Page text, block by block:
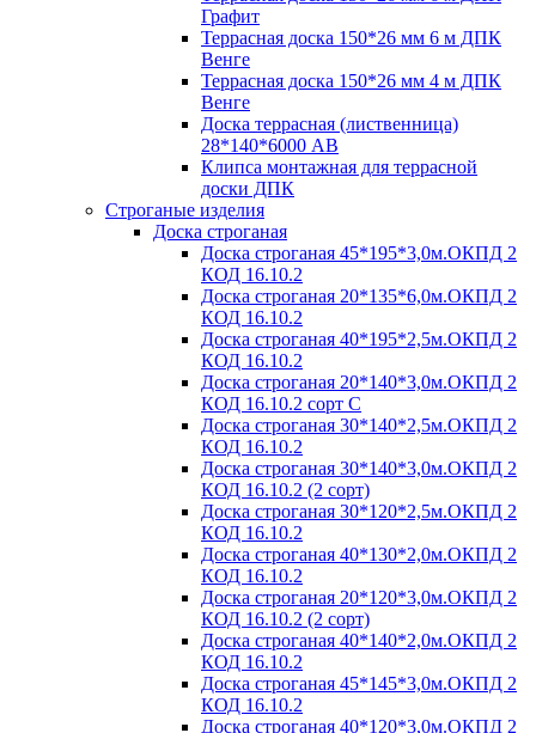
Графит
Террасная доска 150*26 мм 6 м ДПК
Венге
Террасная доска 150*26 мм 4 м ДПК
Венге
Доска террасная (лиственница)
28*140*6000 АВ
Клипса монтажная для террасной
доски ДПК
Строганые изделия
Доска строганая
Доска строганая 45*195*3,0м.ОКПД 2
КОД 16.10.2
Доска строганая 20*135*6,0м.ОКПД 2
КОД 16.10.2
Доска строганая 40*195*2,5м.ОКПД 2
КОД 16.10.2
Доска строганая 20*140*3,0м.ОКПД 2
КОД 16.10.2 сорт С
Доска строганая 30*140*2,5м.ОКПД 2
КОД 16.10.2
Доска строганая 30*140*3,0м.ОКПД 2
КОД 16.10.2 (2 сорт)
Доска строганая 30*120*2,5м.ОКПД 2
КОД 16.10.2
Доска строганая 40*130*2,0м.ОКПД 2
КОД 16.10.2
Доска строганая 20*120*3,0м.ОКПД 2
КОД 16.10.2 (2 сорт)
Доска строганая 40*140*2,0м.ОКПД 2
КОД 16.10.2
Доска строганая 45*145*3,0м.ОКПД 2
КОД 16.10.2
Доска строганая 40*120*3,0м.ОКПД 2